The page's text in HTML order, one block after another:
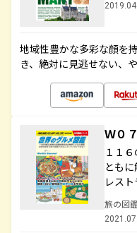
地域性豊かな多彩な顔を
き、絶対に見逃せない、
Ｗ０
１１
とも
レス
旅の図